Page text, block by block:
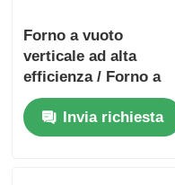
Forno a vuoto
verticale ad alta
efficienza / Forno a
vuoto industriale
Facile da usare
Invia richiesta